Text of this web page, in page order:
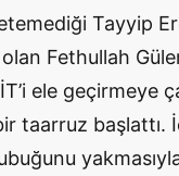
Tayyip
Fethullah
ele geçirmeye
taarruz başlattı.